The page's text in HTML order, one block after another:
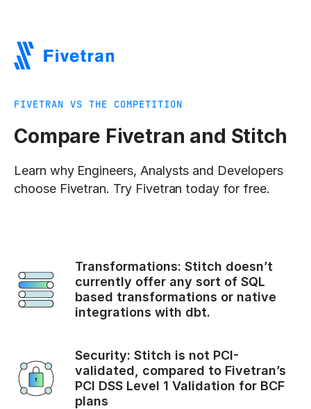
FIVETRAN VS THE COMPETITION
Compare Fivetran and Stitch
Learn why Engineers, Analysts and Developers
choose Fivetran. Try Fivetran today for free.
Transformations: Stitch doesn’t
currently offer any sort of SQL
based transformations or native
integrations with dbt.
Security: Stitch is not PCI-
validated, compared to Fivetran’s
PCI DSS Level 1 Validation for BCF
plans